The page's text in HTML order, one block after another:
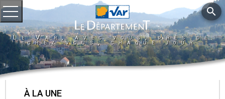
Ouvrir le menu
Le Var, avec vous, près de
chez vous, chaque jour
search
À LA UNE